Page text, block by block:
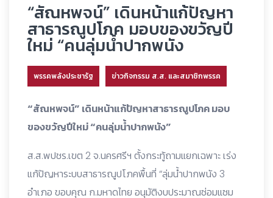
“สัณหพจน์” เดินหน้าแก้ปัญหา
สาธารณูปโภค มอบของขวัญปี
ใหม่ “คนลุ่มน้ำปากพนัง
พรรคพลังประชารัฐ ข่าวกิจกรรม ส.ส. และสมาชิกพรรค
“สัณหพจน์” เดินหน้าแก้ปัญหาสาธารณูปโภค มอบ
ของขวัญปีใหม่ “คนลุ่มน้ำปากพนัง”
ส.ส.พปชร.เขต 2 จ.นครศรีฯ ตั้งกระทู้ถามแยกเฉพาะ เร่ง
แก้ปัญหาระบบสาธารณูปโภคพื้นที่ “ลุ่มน้ำปากพนัง 3
อำเภอ ขอบคุณ ก.มหาดไทย อนุมัติงบประมาณซ่อมแซม